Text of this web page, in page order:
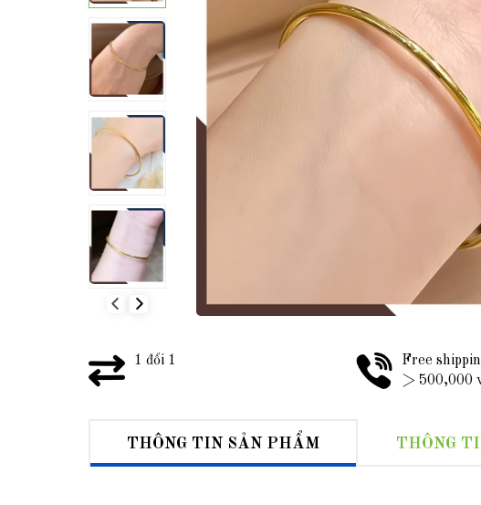
1 đổi 1
Free
> 500,000
THÔNG TIN SẢN PHẨM THÔNG